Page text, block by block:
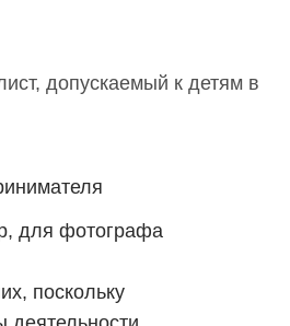
допускаемый к детям в
для фотографа
поскольку